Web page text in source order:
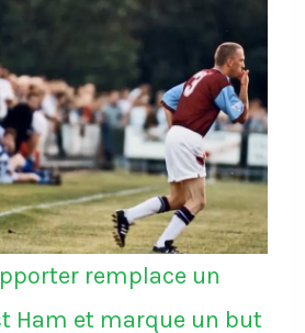
remplace un
Ham et marque un but